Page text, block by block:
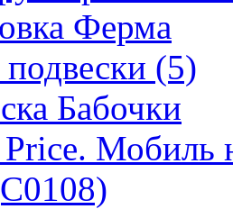
Ферма
(5)
Бабочки
Мобиль